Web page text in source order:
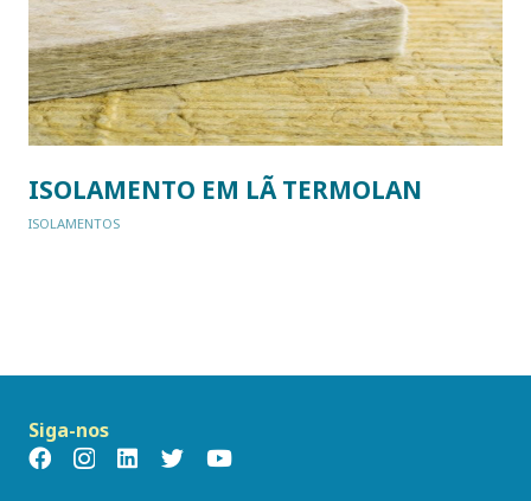
ISOLAMENTO EM LÃ TERMOLAN
ISOLAMENTOS
Siga-nos